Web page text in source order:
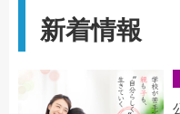
新着情報